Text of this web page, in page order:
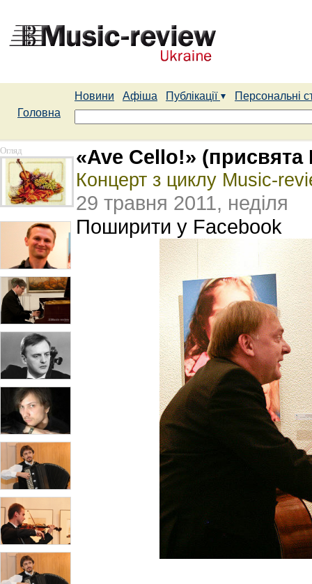
Новини Афіша Публікації
Персональні
Головна
Огляд «Ave Cello!» (присвята
Концерт з циклу Music-
29 травня 2011, неділя
Поширити у Facebook